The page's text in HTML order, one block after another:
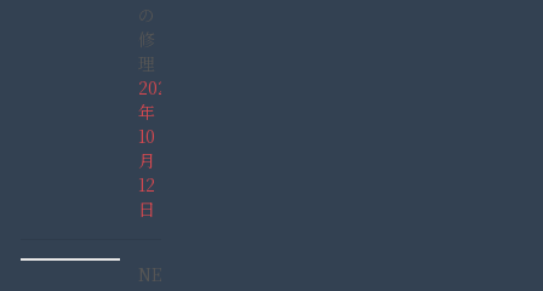
の
修
理
2025
年
10
月
12
日
NEC